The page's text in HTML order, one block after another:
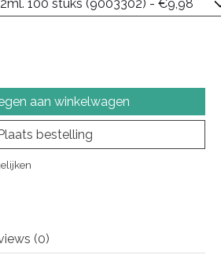
aan winkelwagen
Plaats bestelling
(0)